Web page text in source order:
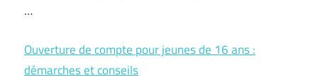
…
Ouverture de compte pour jeunes de 16 ans :
démarches et conseils